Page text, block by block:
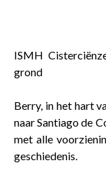
ISMH
grond
Berry, in het hart
naar Santiago de
met alle
geschiedenis.